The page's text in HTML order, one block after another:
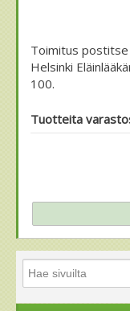
Toimitus
Helsinki
100.
Tuotteita